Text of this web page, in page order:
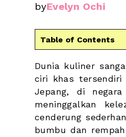
byEvelyn Ochi
Table of Contents
Dunia kuliner
ciri khas tersendiri
Jepang, di
meninggalkan
cenderung
bumbu dan